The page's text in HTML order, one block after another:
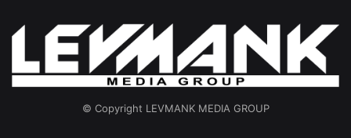
© Copyright LEVMANK MEDIA GROUP